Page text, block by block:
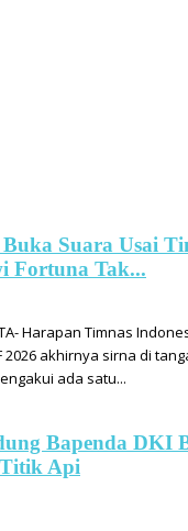
Suara Usai
Fortuna Tak...
Harapan Timnas
2026 akhirnya sirna di
ada satu...
Bapenda DKI
Api